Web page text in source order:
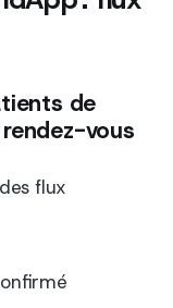
de
vous
flux